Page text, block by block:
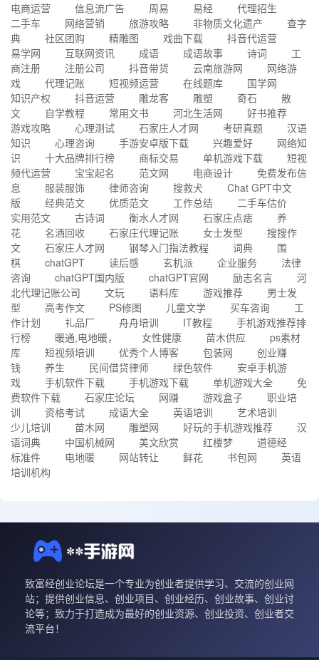
电商运营 信息流广告 周易 易经
代理招生
二手车
网络营销 旅游攻略 非物质文化遗产
查字
典
社区团购 精雕图 戏曲下载
抖音代运营
易学网
互联网资讯 成语 成语故事 诗词
工
商注册
注册公司 抖音带货 云南旅游网
网络游
戏
代理记账 短视频运营 在线题库
国学网
知识产权
抖音运营 雕龙客 雕塑 奇石
散
文
自学教程 常用文书 河北生活网
好书推荐
游戏攻略
心理测试 石家庄人才网 考研真题
汉语
知识
心理咨询 手游安卓版下载 兴趣爱好
网络知
识
十大品牌排行榜 商标交易 单机游戏下载
短视
频代运营
宝宝起名 范文网 电商设计
免费发布信
息
服装服饰 律师咨询 搜救犬
Chat GPT中文
版
经典范文 优质范文 工作总结
二手车估价
实用范文
古诗词 衡水人才网 石家庄点痣
养
花
名酒回收 石家庄代理记账 女士发型
搜搜作
文
石家庄人才网 钢琴入门指法教程 词典
围
棋
chatGPT 读后感 玄机派 企业服务
法律
咨询
chatGPT国内版 chatGPT官网 励志名言
河
北代理记账公司
文玩 语料库 游戏推荐
男士发
型
高考作文 PS修图 儿童文学 买车咨询
工
作计划
礼品厂 舟舟培训 IT教程
手机游戏推荐排
行榜
暖通,电地暖， 女性健康 苗木供应
ps素材
库
短视频培训 优秀个人博客 包装网
创业赚
钱
养生 民间借贷律师 绿色软件
安卓手机游
戏
手机软件下载 手机游戏下载 单机游戏大全
免
费软件下载
石家庄论坛 网赚 游戏盒子
职业培
训
资格考试 成语大全 英语培训
艺术培训
少儿培训
苗木网 雕塑网 好玩的手机游戏推荐
汉
语词典
中国机械网 美文欣赏 红楼梦
道德经
标准件
电地暖 网站转让 鲜花 书包网
英语
培训机构
致富经创业论坛是一个专业为创业者提供学习、交流的创业网
站；提供创业信息、创业项目、创业经历、创业故事、创业讨
论等；致力于打造成为最好的创业资源、创业投资、创业者交
流平台！